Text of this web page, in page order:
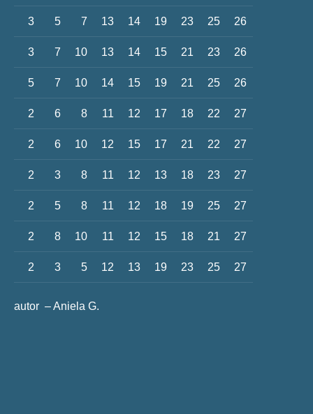
3 5 7 13 14 19 23 25 26
3 7 10 13 14 15 21 23 26
5 7 10 14 15 19 21 25 26
2 6 8 11 12 17 18 22 27
2 6 10 12 15 17 21 22 27
2 3 8 11 12 13 18 23 27
2 5 8 11 12 18 19 25 27
2 8 10 11 12 15 18 21 27
2 3 5 12 13 19 23 25 27
autor – Aniela G.